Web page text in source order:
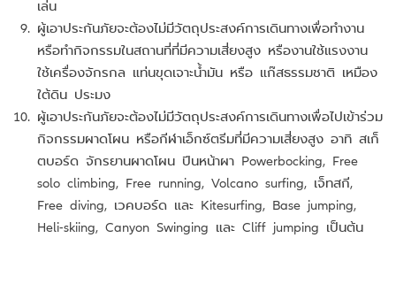
เล่น
ผู้เอาประกันภัยจะต้องไม่มีวัตถุประสงค์การเดินทางเพื่อทำงาน
หรือทำกิจกรรมในสถานที่ที่มีความเสี่ยงสูง หรืองานใช้แรงงาน
ใช้เครื่องจักรกล แท่นขุดเจาะน้ำมัน หรือ แก๊สธรรมชาติ เหมือง
ใต้ดิน ประมง
ผู้เอาประกันภัยจะต้องไม่มีวัตถุประสงค์การเดินทางเพื่อไปเข้าร่วม
กิจกรรมผาดโผน หรือกีฬาเอ็กซ์ตรีมที่มีความเสี่ยงสูง อาทิ สเก็
ตบอร์ด จักรยานผาดโผน ปีนหน้าผา Powerbocking, Free
solo climbing, Free running, Volcano surfing, เจ็ทสกี,
Free diving, เวคบอร์ด และ Kitesurfing, Base jumping,
Heli-skiing, Canyon Swinging และ Cliff jumping เป็นต้น